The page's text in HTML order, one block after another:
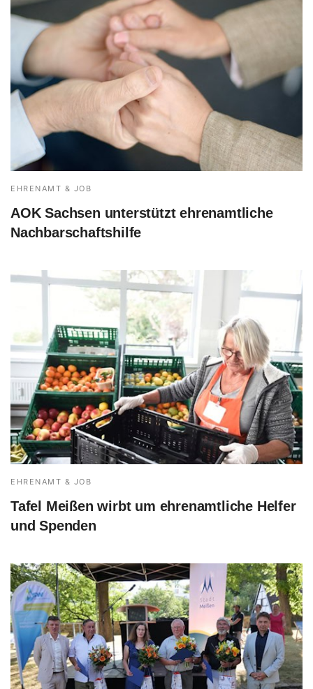
EHRENAMT & JOB
AOK Sachsen unterstützt ehrenamtliche
Nachbarschaftshilfe
EHRENAMT & JOB
Tafel Meißen wirbt um ehrenamtliche Helfer
und Spenden